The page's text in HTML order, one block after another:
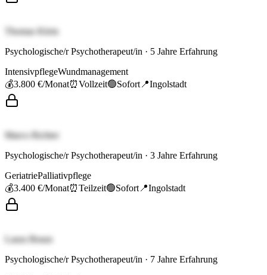
Thomas Klein
Psychologische/r Psychotherapeut/in · 5 Jahre Erfahrung
IntensivpflegeWundmanagement
💰3.800 €/Monat⏰Vollzeit🟢Sofort 📍Ingolstadt
Marco Richter
Psychologische/r Psychotherapeut/in · 3 Jahre Erfahrung
GeriatriePalliativpflege
💰3.400 €/Monat⏰Teilzeit🟢Sofort 📍Ingolstadt
Laura Braun
Psychologische/r Psychotherapeut/in · 7 Jahre Erfahrung